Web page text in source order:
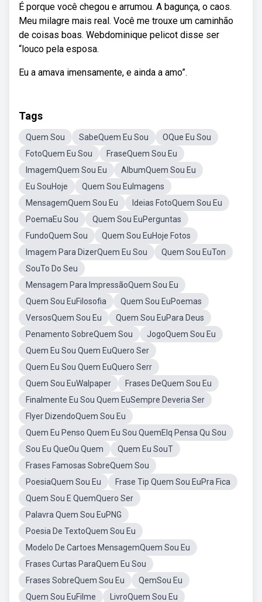
É porque você chegou e arrumou. A bagunça, o caos.
Meu milagre mais real. Você me trouxe um caminhão
de coisas boas. Webdominique pelicot disse ser
“louco pela esposa.
Eu a amava imensamente, e ainda a amo”.
Tags
Quem Sou SabeQuem Eu Sou
OQue Eu Sou
FotoQuem Eu Sou
FraseQuem Sou Eu
ImagemQuem Sou Eu
AlbumQuem Sou Eu
Eu SouHoje
Quem Sou EuImagens
MensagemQuem Sou Eu
Ideias FotoQuem Sou Eu
PoemaEu Sou
Quem Sou EuPerguntas
FundoQuem Sou
Quem Sou EuHoje Fotos
Imagem Para DizerQuem Eu Sou
Quem Sou EuTon
SouTo Do Seu
Mensagem Para ImpressãoQuem Sou Eu
Quem Sou EuFilosofia
Quem Sou EuPoemas
VersosQuem Sou Eu
Quem Sou EuPara Deus
Penamento SobreQuem Sou
JogoQuem Sou Eu
Quem Eu Sou Quem EuQuero Ser
Quem Eu Sou Quem EuQuero Serr
Quem Sou EuWalpaper
Frases DeQuem Sou Eu
Finalmente Eu Sou Quem EuSempre Deveria Ser
Flyer DizendoQuem Sou Eu
Quem Eu Penso Quem Eu Sou QuemElq Pensa Qu Sou
Sou Eu QueOu Quem
Quem Eu SouT
Frases Famosas SobreQuem Sou
PoesiaQuem Sou Eu
Frase Tip Quem Sou EuPra Fica
Quem Sou E QuemQuero Ser
Palavra Quem Sou EuPNG
Poesia De TextoQuem Sou Eu
Modelo De Cartoes MensagemQuem Sou Eu
Frases Curtas ParaQuem Eu Sou
Frases SobreQuem Sou Eu
QemSou Eu
Quem Sou EuFilme
LivroQuem Sou Eu